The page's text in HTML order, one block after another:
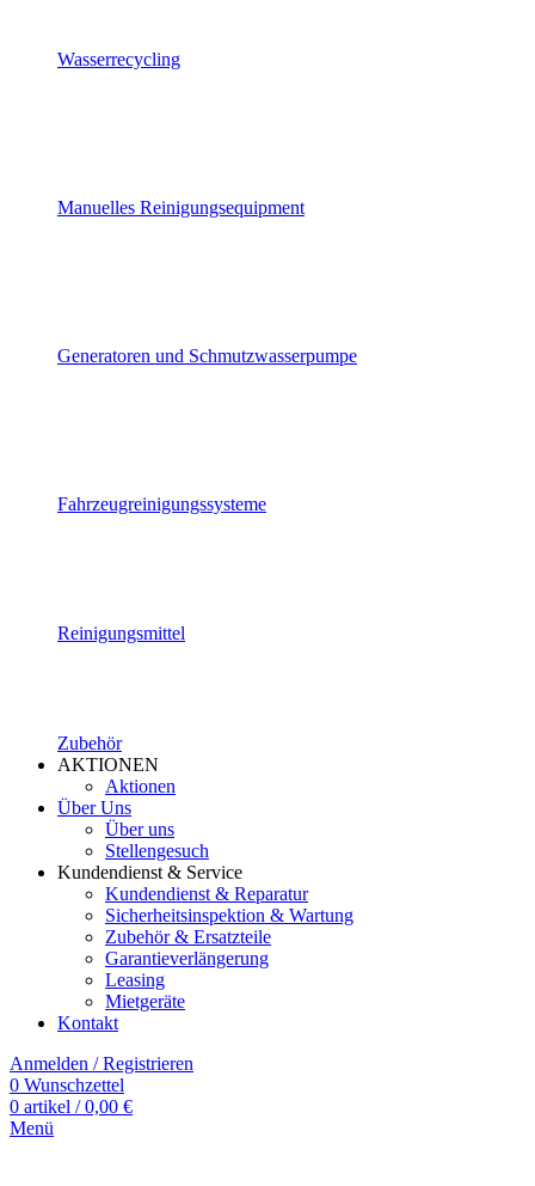
Wasserrecycling
Manuelles Reinigungsequipment
Generatoren und Schmutzwasserpumpe
Fahrzeugreinigungssysteme
Reinigungsmittel
Zubehör
AKTIONEN
Aktionen
Über Uns
Über uns
Stellengesuch
Kundendienst & Service
Kundendienst & Reparatur
Sicherheitsinspektion & Wartung
Zubehör & Ersatzteile
Garantieverlängerung
Leasing
Mietgeräte
Kontakt
Anmelden / Registrieren
0 Wunschzettel
0 artikel / 0,00 €
Menü